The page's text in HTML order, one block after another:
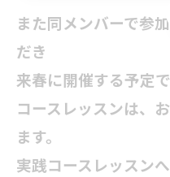
また同メンバーで参
だき
来春に開催する予定で
コースレッスンは、
ます。
実践コースレッスン
お問い